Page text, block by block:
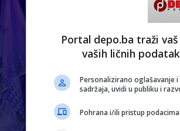
Portal depo.ba traži
vaših ličnih
Personalizirano oglašavanje
sadržaja, uvidi u publiku i
Pohrana i/ili pristup